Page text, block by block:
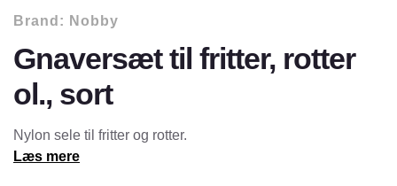
Brand: Nobby
Gnaversæt til fritter, rotter
ol., sort
Nylon sele til fritter og rotter.
Læs mere